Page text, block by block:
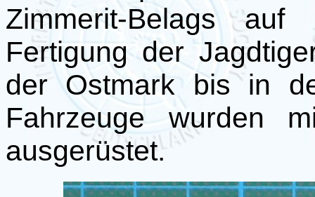
Zimmerit-Belags auf
Fertigung der
der Ostmark bis in
Fahrzeuge wurden
ausgerüstet.